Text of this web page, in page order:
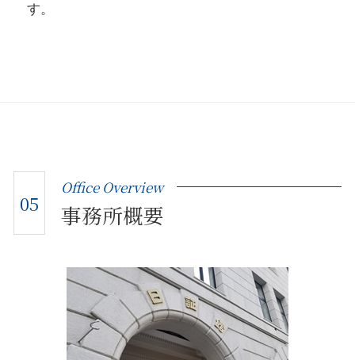
す。
05
Office Overview
事務所概要